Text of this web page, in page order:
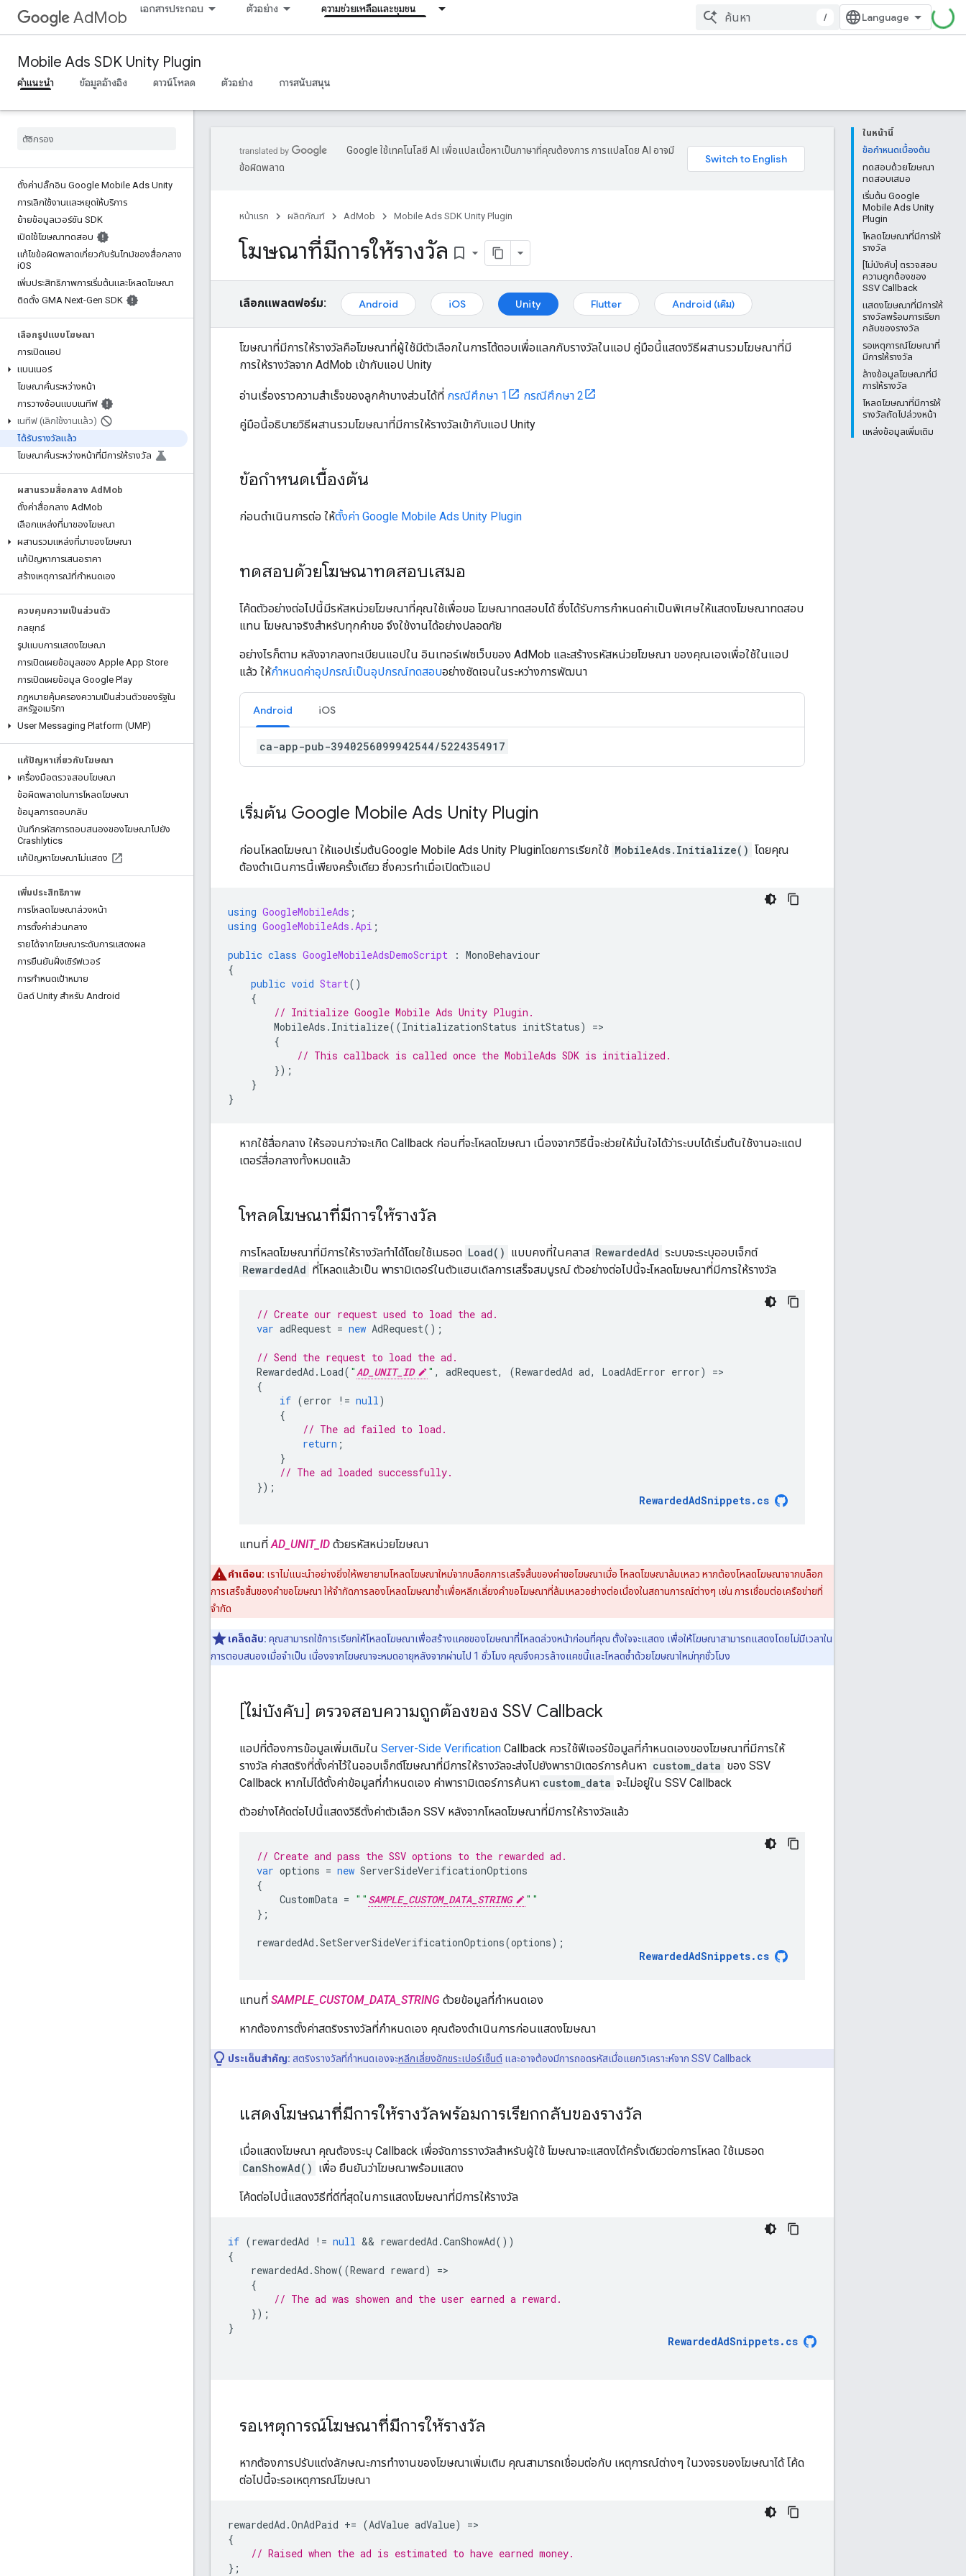
AdMob เอกสารประกอบ ตัวอย่าง ความช่วยเหลือและชุมชน
/
Mobile Ads SDK Unity Plugin
คำแนะนำ ข้อมูลอ้างอิง ดาวน์โหลด ตัวอย่าง การสนับสนุน
ตั้งค่าปลั๊กอิน Google Mobile Ads Unity
การเลิกใช้งานและหยุดให้บริการ
ย้ายข้อมูลเวอร์ชัน SDK
เปิดใช้โฆษณาทดสอบ
แก้ไขข้อผิดพลาดเกี่ยวกับรันไทม์ของสื่อกลาง
iOS
เพิ่มประสิทธิภาพการเริ่มต้นและโหลดโฆษณา
ติดตั้ง GMA Next-Gen SDK
เลือกรูปแบบโฆษณา
การเปิดแอป
แบนเนอร์
โฆษณาคั่นระหว่างหน้า
การวางซ้อนแบบเนทีฟ
เนทีฟ (เลิกใช้งานแล้ว)
ได้รับรางวัลแล้ว
โฆษณาคั่นระหว่างหน้าที่มีการให้รางวัล
ผสานรวมสื่อกลาง Ad Mob
ตั้งค่าสื่อกลาง AdMob
เลือกแหล่งที่มาของโฆษณา
ผสานรวมแหล่งที่มาของโฆษณา
แก้ปัญหาการเสนอราคา
สร้างเหตุการณ์ที่กำหนดเอง
ควบคุมความเป็นส่วนตัว
กลยุทธ์
รูปแบบการแสดงโฆษณา
การเปิดเผยข้อมูลของ Apple App Store
การเปิดเผยข้อมูล Google Play
กฎหมายคุ้มครองความเป็นส่วนตัวของรัฐใน
สหรัฐอเมริกา
User Messaging Platform (UMP)
แก้ปัญหาเกี่ยวกับโฆษณา
เครื่องมือตรวจสอบโฆษณา
ข้อผิดพลาดในการโหลดโฆษณา
ข้อมูลการตอบกลับ
บันทึกรหัสการตอบสนองของโฆษณาไปยัง
Crashlytics
แก้ปัญหาโฆษณาไม่แสดง
เพิ่มประสิทธิภาพ
การโหลดโฆษณาล่วงหน้า
การตั้งค่าส่วนกลาง
รายได้จากโฆษณาระดับการแสดงผล
การยืนยันฝั่งเซิร์ฟเวอร์
การกำหนดเป้าหมาย
บิลด์ Unity สำหรับ Android
ในหน้านี้
ข้อกำหนดเบื้องต้น
ทดสอบด้วยโฆษณา
ทดสอบเสมอ
เริ่มต้น Google
Mobile Ads Unity
Plugin
โหลดโฆษณาที่มีการให้
รางวัล
[ไม่บังคับ] ตรวจสอบ
ความถูกต้องของ
SSV Callback
แสดงโฆษณาที่มีการให้
รางวัลพร้อมการเรียก
กลับของรางวัล
รอเหตุการณ์โฆษณาที่
มีการให้รางวัล
ล้างข้อมูลโฆษณาที่มี
การให้รางวัล
โหลดโฆษณาที่มีการให้
รางวัลถัดไปล่วงหน้า
แหล่งข้อมูลเพิ่มเติม
Google ใช้เทคโนโลยี AI เพื่อแปลเนื้อหาเป็นภาษาที่คุณต้องการ การแปลโดย AI อาจมี
ข้อผิดพลาด
หน้าแรก ผลิตภัณฑ์ AdMob Mobile Ads SDK Unity Plugin
โฆษณาที่มีการให้รางวัล bookmark_border
เลือกแพลตฟอร์ม: Android iOS Unity Flutter Android (เดิม)
โฆษณาที่มีการให้รางวัลคือโฆษณาที่ผู้ใช้มีตัวเลือกในการโต้ตอบเพื่อแลกกับรางวัลในแอป คู่มือนี้แสดงวิธีผสานรวมโฆษณาที่มี
การให้รางวัลจาก AdMob เข้ากับแอป Unity
อ่านเรื่องราวความสำเร็จของลูกค้าบางส่วนได้ที่ กรณีศึกษา 1 กรณีศึกษา 2
คู่มือนี้อธิบายวิธีผสานรวมโฆษณาที่มีการให้รางวัลเข้ากับแอป Unity
ข้อกำหนดเบื้องต้น
ก่อนดำเนินการต่อ ให้ตั้งค่า Google Mobile Ads Unity Plugin
ทดสอบด้วยโฆษณาทดสอบเสมอ
โค้ดตัวอย่างต่อไปนี้มีรหัสหน่วยโฆษณาที่คุณใช้เพื่อขอ โฆษณาทดสอบได้ ซึ่งได้รับการกำหนดค่าเป็นพิเศษให้แสดงโฆษณาทดสอบ
แทน โฆษณาจริงสำหรับทุกคำขอ จึงใช้งานได้อย่างปลอดภัย
อย่างไรก็ตาม หลังจากลงทะเบียนแอปใน อินเทอร์เฟซเว็บของ AdMob และสร้างรหัสหน่วยโฆษณา ของคุณเองเพื่อใช้ในแอป
แล้ว ให้กำหนดค่าอุปกรณ์เป็นอุปกรณ์ทดสอบอย่างชัดเจนในระหว่างการพัฒนา
Android iOS
ca-app-pub-3940256099942544/5224354917
เริ่มต้น Google Mobile Ads Unity Plugin
ก่อนโหลดโฆษณา ให้แอปเริ่มต้นGoogle Mobile Ads Unity Pluginโดยการเรียกใช้ MobileAds.Initialize() โดยคุณ
ต้องดำเนินการนี้เพียงครั้งเดียว ซึ่งควรทำเมื่อเปิดตัวแอป
using GoogleMobileAds ;
using GoogleMobileAds.Api ;
public class GoogleMobileAdsDemoScript : MonoBehaviour
{
public void Start()
{
// Initialize Google Mobile Ads Unity Plugin .
MobileAds . Initialize((InitializationStatus initStatus) =
{
// This callback is called once the MobileAds SDK is initialized.
});
}
}
หากใช้สื่อกลาง ให้รอจนกว่าจะเกิด Callback ก่อนที่จะโหลดโฆษณา เนื่องจากวิธีนี้จะช่วยให้มั่นใจได้ว่าระบบได้เริ่มต้นใช้งานอะแดป
เตอร์สื่อกลางทั้งหมดแล้ว
โหลดโฆษณาที่มีการให้รางวัล
การโหลดโฆษณาที่มีการให้รางวัลทำได้โดยใช้เมธอด Load() แบบคงที่ในคลาส RewardedAd ระบบจะระบุออบเจ็กต์
RewardedAd ที่โหลดแล้วเป็น พารามิเตอร์ในตัวแฮนเดิลการเสร็จสมบูรณ์ ตัวอย่างต่อไปนี้จะโหลดโฆษณาที่มีการให้รางวัล
// Create our request used to load the ad.
var adRequest = new AdRequest();
// Send the request to load the ad.
RewardedAd . Load( "AD_UNIT_ID " , adRequest, (RewardedAd ad, LoadAdError error) =
{
if (error != null)
{
// The ad failed to load.
return ;
}
// The ad loaded successfully.
});
RewardedAdSnippets. cs
แทนที่AD_UNIT_ID ด้วยรหัสหน่วยโฆษณา
คำเตือน: เราไม่แนะนำอย่างยิ่งให้พยายามโหลดโฆษณาใหม่จากบล็อกการเสร็จสิ้นของคำขอโฆษณาเมื่อ โหลดโฆษณาล้มเหลว หากต้องโหลดโฆษณาจากบล็อก
การเสร็จสิ้นของคำขอโฆษณา ให้จำกัดการลองโหลดโฆษณาซ้ำเพื่อหลีกเลี่ยงคำขอโฆษณาที่ล้มเหลวอย่างต่อเนื่องในสถานการณ์ต่างๆ เช่น การเชื่อมต่อเครือข่ายที่
จำกัด
เคล็ดลับ: คุณสามารถใช้การเรียกให้โหลดโฆษณาเพื่อสร้างแคชของโฆษณาที่โหลดล่วงหน้าก่อนที่คุณ ตั้งใจจะแสดง เพื่อให้โฆษณาสามารถแสดงโดยไม่มีเวลาใน
การตอบสนองเมื่อจำเป็น เนื่องจากโฆษณาจะหมดอายุหลังจากผ่านไป 1 ชั่วโมง คุณจึงควรล้างแคชนี้และโหลดซ้ำด้วยโฆษณาใหม่ทุกชั่วโมง
[ไม่บังคับ] ตรวจสอบความถูกต้องของ SSV Callback
แอปที่ต้องการข้อมูลเพิ่มเติมใน Server-Side Verification Callback ควรใช้ฟีเจอร์ข้อมูลที่กำหนดเองของโฆษณาที่มีการให้
รางวัล ค่าสตริงที่ตั้งค่าไว้ในออบเจ็กต์โฆษณาที่มีการให้รางวัลจะส่งไปยังพารามิเตอร์การค้นหา custom_data ของ SSV
Callback หากไม่ได้ตั้งค่าข้อมูลที่กำหนดเอง ค่าพารามิเตอร์การค้นหา custom_data จะไม่อยู่ใน SSV Callback
ตัวอย่างโค้ดต่อไปนี้แสดงวิธีตั้งค่าตัวเลือก SSV หลังจากโหลดโฆษณาที่มีการให้รางวัลแล้ว
// Create and pass the SSV options to the rewarded ad.
var options = new ServerSideVerificationOptions
{
CustomData = "" SAMPLE_CUSTOM_DATA_STRING
""
};
rewardedAd .SetServerSideVerificationOptions(options);
RewardedAdSnippets. cs
แทนที่ SAMPLE_CUSTOM_DATA_STRING ด้วยข้อมูลที่กำหนดเอง
หากต้องการตั้งค่าสตริงรางวัลที่กำหนดเอง คุณต้องดำเนินการก่อนแสดงโฆษณา
ประเด็นสำคัญ: สตริงรางวัลที่กำหนดเองจะหลีกเลี่ยงอักขระเปอร์เซ็นต์ และอาจต้องมีการถอดรหัสเมื่อแยกวิเคราะห์จาก SSV Callback
แสดงโฆษณาที่มีการให้รางวัลพร้อมการเรียกกลับของรางวัล
เมื่อแสดงโฆษณา คุณต้องระบุ Callback เพื่อจัดการรางวัลสำหรับผู้ใช้ โฆษณาจะแสดงได้ครั้งเดียวต่อการโหลด ใช้เมธอด
CanShowAd() เพื่อ ยืนยันว่าโฆษณาพร้อมแสดง
โค้ดต่อไปนี้แสดงวิธีที่ดีที่สุดในการแสดงโฆษณาที่มีการให้รางวัล
if (rewardedAd != null && rewardedAd .CanShowAd())
{
rewardedAd .Show((Reward reward) =
{
// The ad was showen and the user earned a reward.
});
}
RewardedAdSnippets. cs
รอเหตุการณ์โฆษณาที่มีการให้รางวัล
หากต้องการปรับแต่งลักษณะการทำงานของโฆษณาเพิ่มเติม คุณสามารถเชื่อมต่อกับ เหตุการณ์ต่างๆ ในวงจรของโฆษณาได้ โค้ด
ต่อไปนี้จะรอเหตุการณ์โฆษณา
rewardedAd .OnAdPaid += (AdValue adValue) =
{
// Raised when the ad is estimated to have earned money.
};